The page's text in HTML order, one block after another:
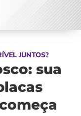
JUNTOS?
sua